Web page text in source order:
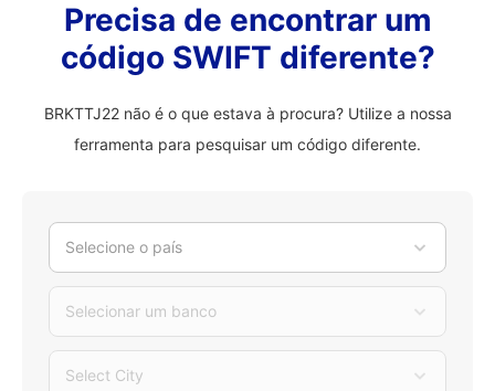
Precisa de encontrar um
código SWIFT diferente?
BRKTTJ22 não é o que estava à procura? Utilize a nossa
ferramenta para pesquisar um código diferente.
Selecione o país
Selecionar um banco
Select City